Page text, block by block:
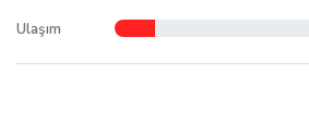
Ulaşım